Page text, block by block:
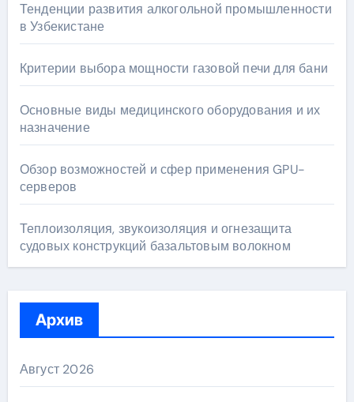
Тенденции развития алкогольной промышленности
в Узбекистане
Критерии выбора мощности газовой печи для бани
Основные виды медицинского оборудования и их
назначение
Обзор возможностей и сфер применения GPU-
серверов
Теплоизоляция, звукоизоляция и огнезащита
судовых конструкций базальтовым волокном
Архив
Август 2026